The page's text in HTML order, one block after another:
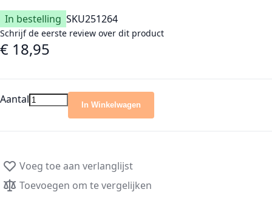
In bestelling SKU251264
Schrijf de eerste review over dit product
€ 18,95
Aantal In Winkelwagen
Voeg toe aan verlanglijst
Toevoegen om te vergelijken